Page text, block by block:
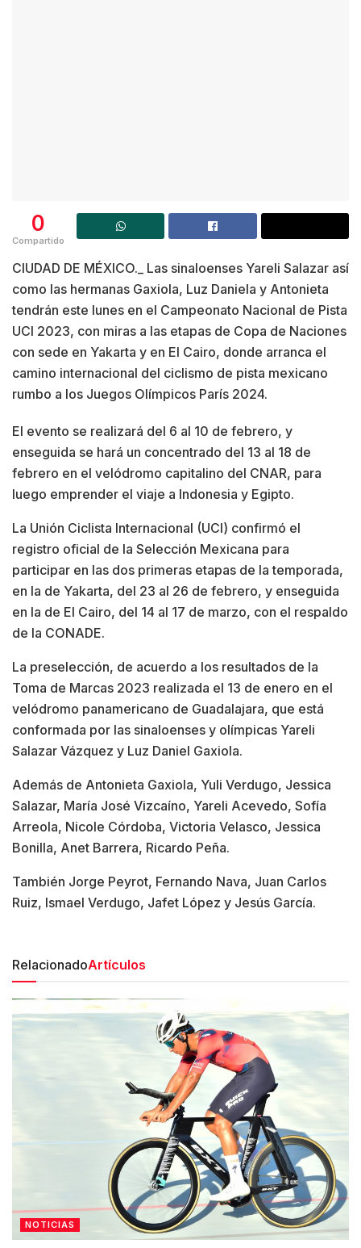
0
Compartido
CIUDAD DE MÉXICO._ Las sinaloenses Yareli Salazar así
como las hermanas Gaxiola, Luz Daniela y Antonieta
tendrán este lunes en el Campeonato Nacional de Pista
UCI 2023, con miras a las etapas de Copa de Naciones
con sede en Yakarta y en El Cairo, donde arranca el
camino internacional del ciclismo de pista mexicano
rumbo a los Juegos Olímpicos París 2024.
El evento se realizará del 6 al 10 de febrero, y
enseguida se hará un concentrado del 13 al 18 de
febrero en el velódromo capitalino del CNAR, para
luego emprender el viaje a Indonesia y Egipto.
La Unión Ciclista Internacional (UCI) confirmó el
registro oficial de la Selección Mexicana para
participar en las dos primeras etapas de la temporada,
en la de Yakarta, del 23 al 26 de febrero, y enseguida
en la de El Cairo, del 14 al 17 de marzo, con el respaldo
de la CONADE.
La preselección, de acuerdo a los resultados de la
Toma de Marcas 2023 realizada el 13 de enero en el
velódromo panamericano de Guadalajara, que está
conformada por las sinaloenses y olímpicas Yareli
Salazar Vázquez y Luz Daniel Gaxiola.
Además de Antonieta Gaxiola, Yuli Verdugo, Jessica
Salazar, María José Vizcaíno, Yareli Acevedo, Sofía
Arreola, Nicole Córdoba, Victoria Velasco, Jessica
Bonilla, Anet Barrera, Ricardo Peña.
También Jorge Peyrot, Fernando Nava, Juan Carlos
Ruiz, Ismael Verdugo, Jafet López y Jesús García.
RelacionadoArtículos
NOTICIAS